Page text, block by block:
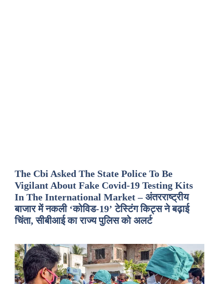
The Cbi Asked The State Police To Be
Vigilant About Fake Covid-19 Testing Kits
In The International Market – अंतरराष्ट्रीय
बाजार में नकली ‘कोविड-19’ टेस्टिंग किट्स ने बढ़ाई
चिंता, सीबीआई का राज्य पुलिस को अलर्ट